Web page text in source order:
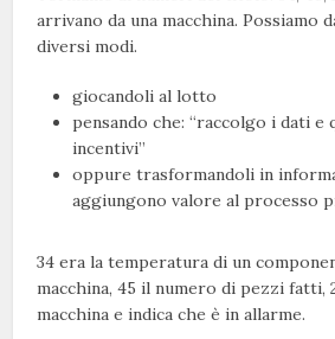
arrivano da una macchina. Possiamo
diversi modi.
giocandoli al lotto
pensando che: “raccolgo i dati
incentivi”
oppure trasformandoli in
aggiungono valore al processo
34 era la temperatura di un
macchina, 45 il numero di pezzi fatti,
macchina e indica che è in allarme.